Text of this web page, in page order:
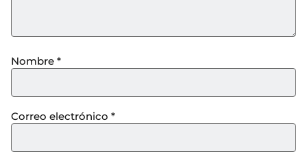
Nombre *
Correo electrónico *